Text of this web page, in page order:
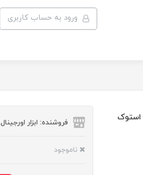
ورود به حساب کاربری
فروشنده: ابزار اورجینال
ناموجود